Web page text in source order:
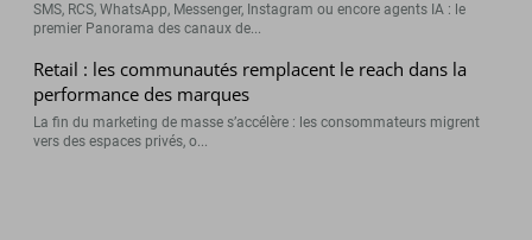
SMS, RCS, WhatsApp, Messenger, Instagram ou encore agents IA : le
premier Panorama des canaux de...
Retail : les communautés remplacent le reach dans la
performance des marques
La fin du marketing de masse s’accélère : les consommateurs migrent
vers des espaces privés, o...